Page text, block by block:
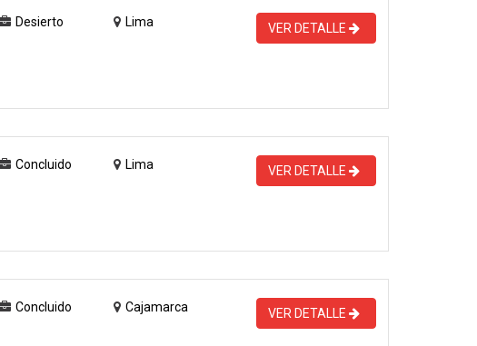
Desierto Lima VER DETALLE
Concluido Lima VER DETALLE
Concluido Cajamarca VER DETALLE